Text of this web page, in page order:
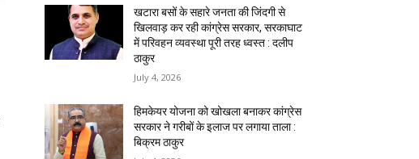
खटारा बसों के सहारे जनता की जिंदगी से
खिलवाड़ कर रही कांग्रेस सरकार, सरकाघाट
में परिवहन व्यवस्था पूरी तरह ध्वस्त : दलीप
ठाकुर
July 4, 2026
हिमकेयर योजना को खोखला बनाकर कांग्रेस
सरकार ने गरीबों के इलाज पर लगाया ताला :
बिक्रम ठाकुर